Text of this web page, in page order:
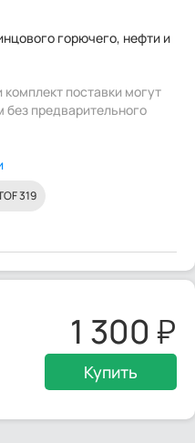
горючего, нефти и
комплект поставки могут
предварительного
319
1 300
Купить